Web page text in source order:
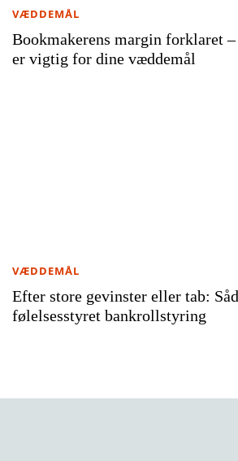
Bookmakerens margin forklaret
er vigtig for dine væddemål
VÆDDEMÅL
Efter store gevinster eller tab:
følelsesstyret bankrollstyring
VÆDDEMÅL